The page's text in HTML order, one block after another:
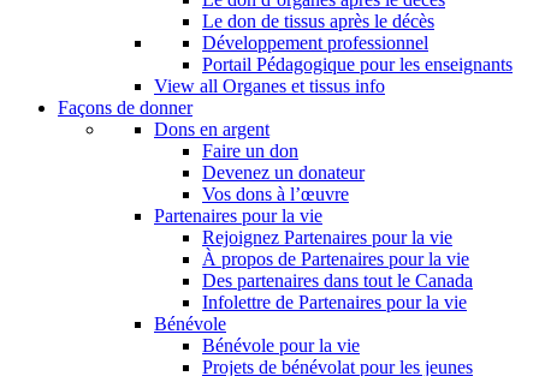
Le don de tissus après le décès
Développement professionnel
Portail Pédagogique pour les enseignants
View all Organes et tissus info
Façons de donner
Dons en argent
Faire un don
Devenez un donateur
Vos dons à l’œuvre
Partenaires pour la vie
Rejoignez Partenaires pour la vie
À propos de Partenaires pour la vie
Des partenaires dans tout le Canada
Infolettre de Partenaires pour la vie
Bénévole
Bénévole pour la vie
Projets de bénévolat pour les jeunes